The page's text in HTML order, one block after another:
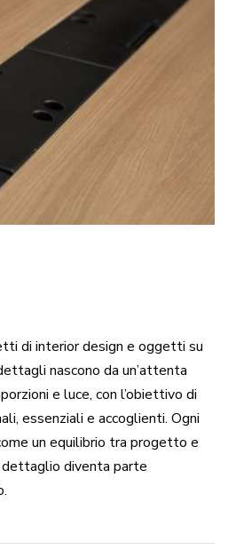
di interior design e oggetti su
nascono da un’attenta
e luce, con l’obiettivo di
essenziali e accoglienti. Ogni
un equilibrio tra progetto e
diventa parte